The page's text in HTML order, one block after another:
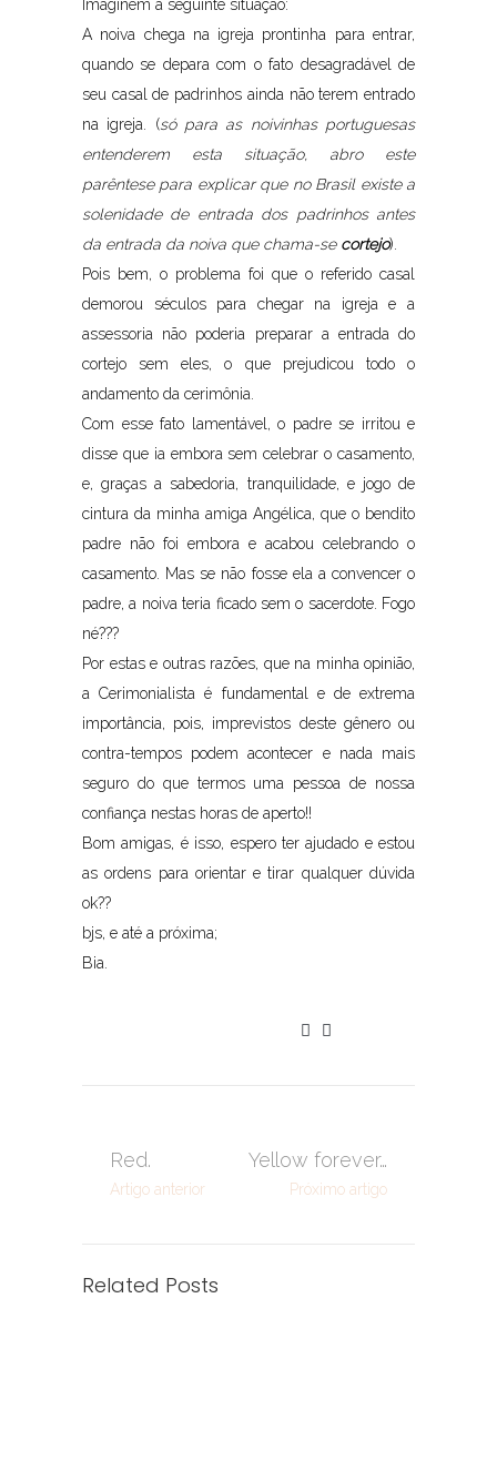
Imaginem a seguinte situação:
A noiva chega na igreja prontinha para entrar,
quando se depara com o fato desagradável de
seu casal de padrinhos ainda não terem entrado
na igreja. (só para as noivinhas portuguesas
entenderem esta situação, abro este
parêntese para explicar que no Brasil existe a
solenidade de entrada dos padrinhos antes
da entrada da noiva que chama-se cortejo).
Pois bem, o problema foi que o referido casal
demorou séculos para chegar na igreja e a
assessoria não poderia preparar a entrada do
cortejo sem eles, o que prejudicou todo o
andamento da cerimônia.
Com esse fato lamentável, o padre se irritou e
disse que ia embora sem celebrar o casamento,
e, graças a sabedoria, tranquilidade, e jogo de
cintura da minha amiga Angélica, que o bendito
padre não foi embora e acabou celebrando o
casamento. Mas se não fosse ela a convencer o
padre, a noiva teria ficado sem o sacerdote. Fogo
né???
Por estas e outras razões, que na minha opinião,
a Cerimonialista é fundamental e de extrema
importância, pois, imprevistos deste gênero ou
contra-tempos podem acontecer e nada mais
seguro do que termos uma pessoa de nossa
confiança nestas horas de aperto!!
Bom amigas, é isso, espero ter ajudado e estou
as ordens para orientar e tirar qualquer dúvida
ok??
bjs, e até a próxima;
Bia.
Red.
Artigo anterior
Yellow forever…
Próximo artigo
Related Posts